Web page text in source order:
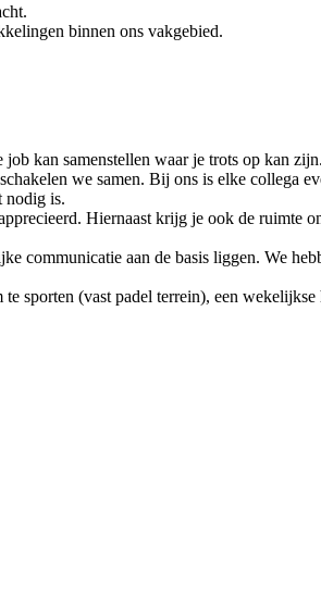
binnen ons vakgebied.
kan samenstellen waar je trots op kan
we samen. Bij ons is elke collega
nodig is.
Hiernaast krijg je ook de ruimte
communicatie aan de basis liggen. We
sporten (vast padel terrein), een